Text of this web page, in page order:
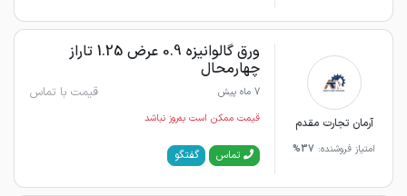
آرمان تجارت مقدم
امتیاز فروشنده: 37%
ورق گالوانیزه 0.9 عرض 1.25 تاراز
چهارمحال
7 ماه پیش قیمت با تماس
قیمت ممکن است به‌روز نباشد
تماس گفتگو